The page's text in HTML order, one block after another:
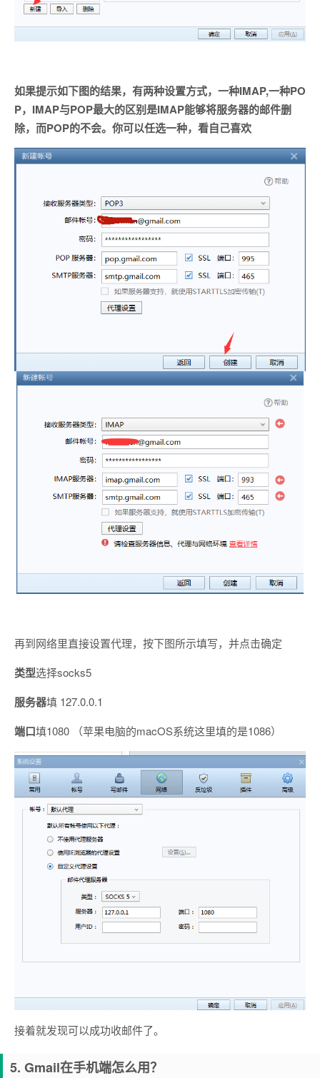
如果提示如下图的结果，有两种设置方式，一种IMAP,一种PO
P，IMAP与POP最大的区别是IMAP能够将服务器的邮件删
除，而POP的不会。你可以任选一种，看自己喜欢
再到网络里直接设置代理，按下图所示填写，并点击确定
类型选择socks5
服务器填 127.0.0.1
端口填1080 （苹果电脑的macOS系统这里填的是1086）
接着就发现可以成功收邮件了。
5. Gmail在手机端怎么用？